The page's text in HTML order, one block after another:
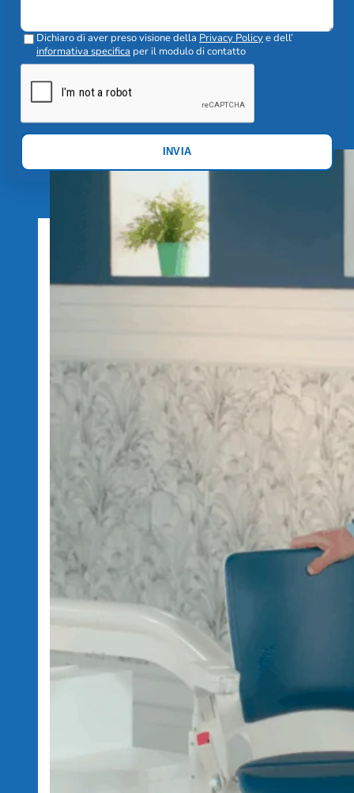
Dichiaro di aver preso visione della Privacy Policye dell’
informativa specifica per il modulo di contatto
INVIA